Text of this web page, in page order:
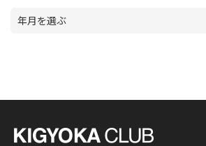
年月を選ぶ